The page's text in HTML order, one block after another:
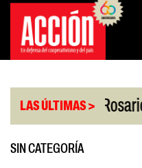
Saltar
contenido
LAS ÚLTIMAS >
la Bolsa de Rosario |
SIN CATEGORÍA